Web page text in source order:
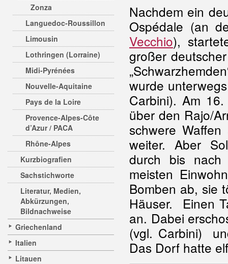
Zonza
Languedoc-Roussillon
Limousin
Lothringen (Lorraine)
Midi-Pyrénées
Nouvelle-Aquitaine
Pays de la Loire
Provence-Alpes-Côte
d’Azur / PACA
Rhône-Alpes
Kurzbiografien
Sachstichworte
Literatur, Medien,
Abkürzungen,
Bildnachweise
Griechenland
Italien
Litauen
Nachdem ein
Ospédale (an
Vecchio),
großer
wurde
Carbini). Am
über den Rajo/
schwere
weiter. Aber
durch bis
meisten
Bomben ab, sie
Häuser. Einen
an. Dabei
(vgl. Carbini)
Das Dorf hatte